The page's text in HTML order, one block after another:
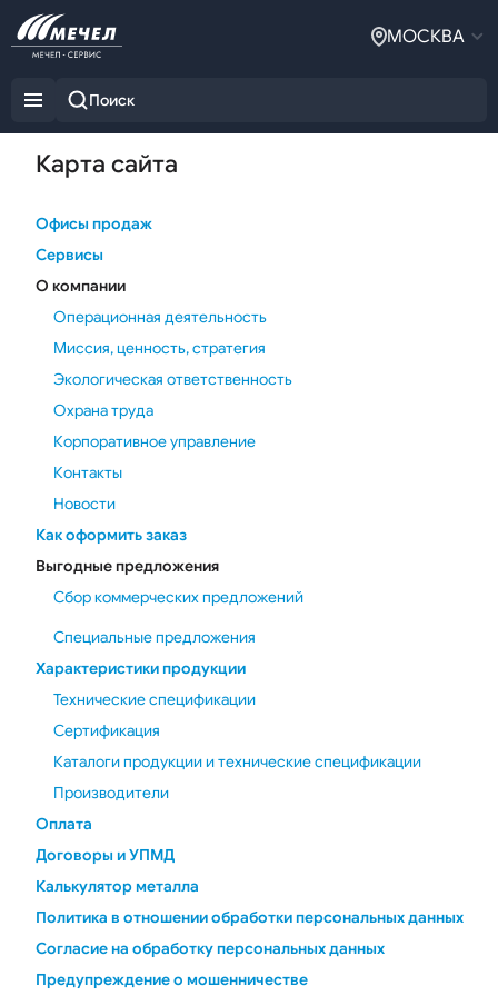
МОСКВА
Карта сайта
Офисы продаж
Сервисы
О компании
Операционная деятельность
Миссия, ценность, стратегия
Экологическая ответственность
Охрана труда
Корпоративное управление
Контакты
Новости
Как оформить заказ
Выгодные предложения
Сбор коммерческих предложений
Специальные предложения
Характеристики продукции
Технические спецификации
Сертификация
Каталоги продукции и технические спецификации
Производители
Оплата
Договоры и УПМД
Калькулятор металла
Политика в отношении обработки персональных данных
Согласие на обработку персональных данных
Предупреждение о мошенничестве